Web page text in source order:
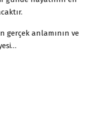
gerçek anlamının ve